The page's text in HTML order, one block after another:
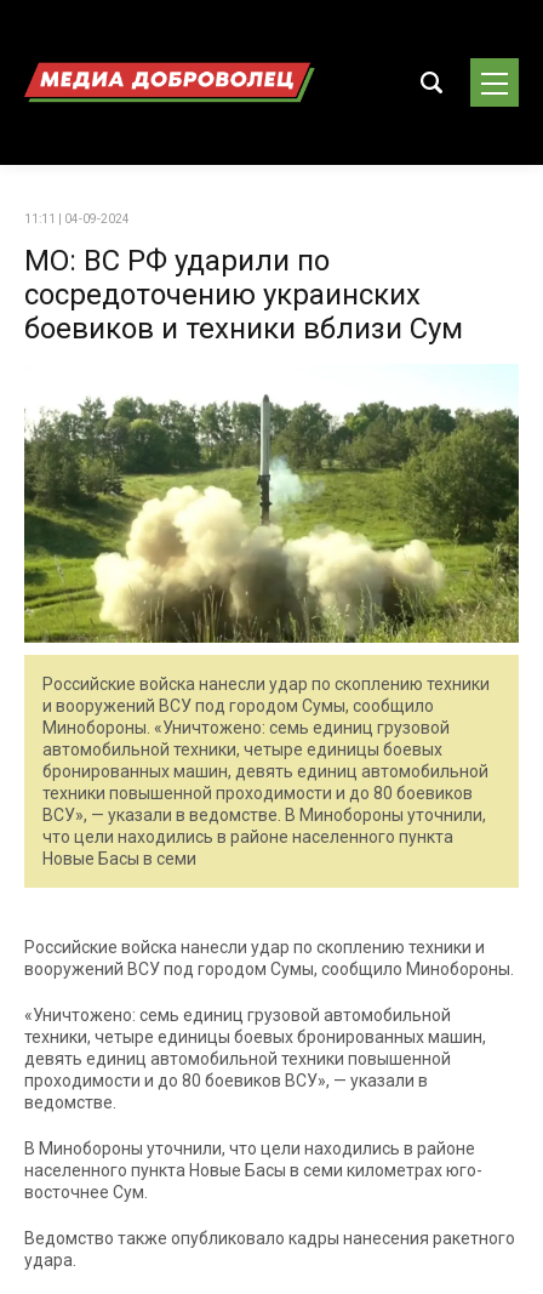
11:11 | 04-09-2024
МО: ВС РФ ударили по
сосредоточению украинских
боевиков и техники вблизи Сум
Российские войска нанесли удар по скоплению техники
и вооружений ВСУ под городом Сумы, сообщило
Минобороны. «Уничтожено: семь единиц грузовой
автомобильной техники, четыре единицы боевых
бронированных машин, девять единиц автомобильной
техники повышенной проходимости и до 80 боевиков
ВСУ», — указали в ведомстве. В Минобороны уточнили,
что цели находились в районе населенного пункта
Новые Басы в семи
Российские войска нанесли удар по скоплению техники и
вооружений ВСУ под городом Сумы, сообщило Минобороны.
«Уничтожено: семь единиц грузовой автомобильной
техники, четыре единицы боевых бронированных машин,
девять единиц автомобильной техники повышенной
проходимости и до 80 боевиков ВСУ», — указали в
ведомстве.
В Минобороны уточнили, что цели находились в районе
населенного пункта Новые Басы в семи километрах юго-
восточнее Сум.
Ведомство также опубликовало кадры нанесения ракетного
удара.